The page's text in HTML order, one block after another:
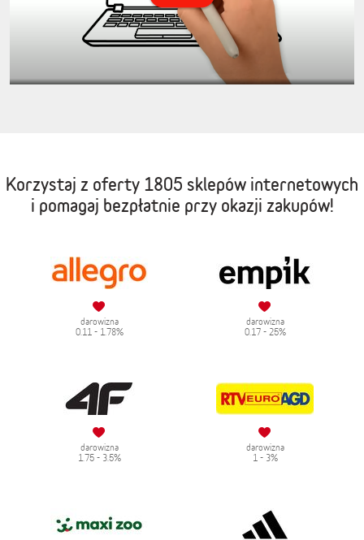
Korzystaj z oferty 1805 sklepów internetowych
i pomagaj bezpłatnie przy okazji zakupów!
darowizna
0.11 - 1.78%
darowizna
0.17 - 25%
darowizna
1.75 - 3.5%
darowizna
1 - 3%